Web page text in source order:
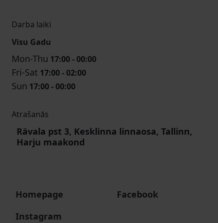
Darba laiki
Visu Gadu
Mon-Thu 17:00 - 00:00
Fri-Sat 17:00 - 02:00
Sun 17:00 - 00:00
Atrašanās
Rävala pst 3, Kesklinna linnaosa, Tallinn,
Harju maakond
Homepage
Facebook
Instagram